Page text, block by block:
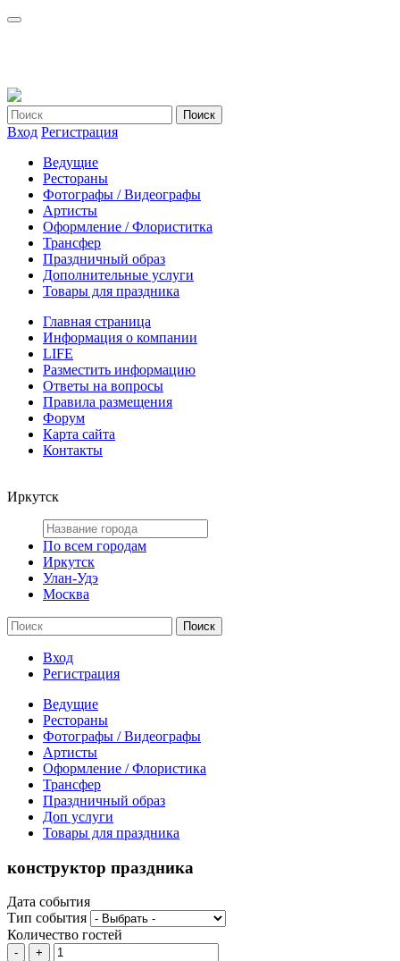
Вход Регистрация
Ведущие
Рестораны
Фотографы / Видеографы
Артисты
Оформление / Флориститка
Трансфер
Праздничный образ
Дополнительные услуги
Товары для праздника
Главная страница
Информация о компании
LIFE
Разместить информацию
Ответы на вопросы
Правила размещения
Форум
Карта сайта
Контакты
Иркутск
По всем городам
Иркутск
Улан-Удэ
Москва
Вход
Регистрация
Ведущие
Рестораны
Фотографы / Видеографы
Артисты
Оформление / Флористика
Трансфер
Праздничный образ
Доп услуги
Товары для праздника
конструктор праздника
Дата события
Тип события
Количество гостей
- +